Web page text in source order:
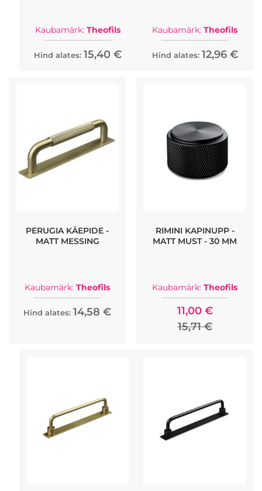
Kaubamärk: Theofils
Hind alates: 15,40 €
Kaubamärk: Theofils
Hind alates: 12,96 €
PERUGIA KÄEPIDE -
MATT MESSING
Kaubamärk: Theofils
Hind alates: 14,58 €
RIMINI KAPINUPP -
MATT MUST - 30 MM
Kaubamärk: Theofils
11,00 €
15,71 €